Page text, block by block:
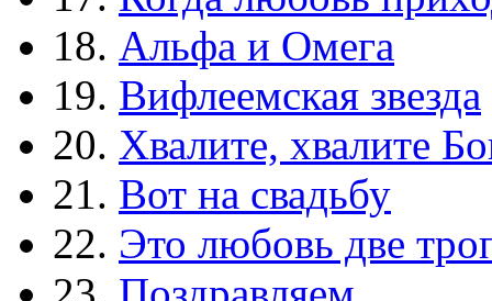
18. Альфа и Омега
19. Вифлеемская звезда
20. Хвалите, хвалите
21. Вот на свадьбу
22. Это любовь две